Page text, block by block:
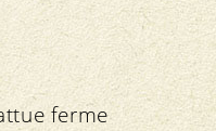
ferme